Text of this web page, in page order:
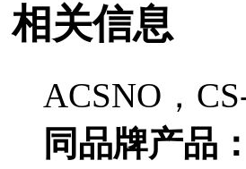
相关信息
ACSNO，
同品牌产品：